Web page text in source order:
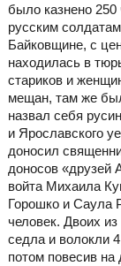
было казнено 250
русским
Байковщине, с
находилась в
стариков и
мещан, там же
назвал себя
и Ярославского
доносил
доносов «друзей
войта Михаила
Горошко и Саула
человек. Двоих
седла и волокли
потом повесив на